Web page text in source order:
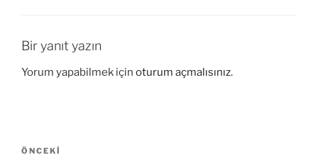
Bir yanıt yazın
Yorum yapabilmek için oturum açmalısınız.
Yazı
Önceki
ÖNCEKI